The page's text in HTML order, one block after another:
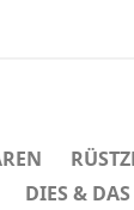
DIES & DAS